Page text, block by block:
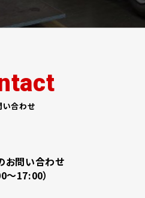
い合わせ
お問い合わせ
～17:00）